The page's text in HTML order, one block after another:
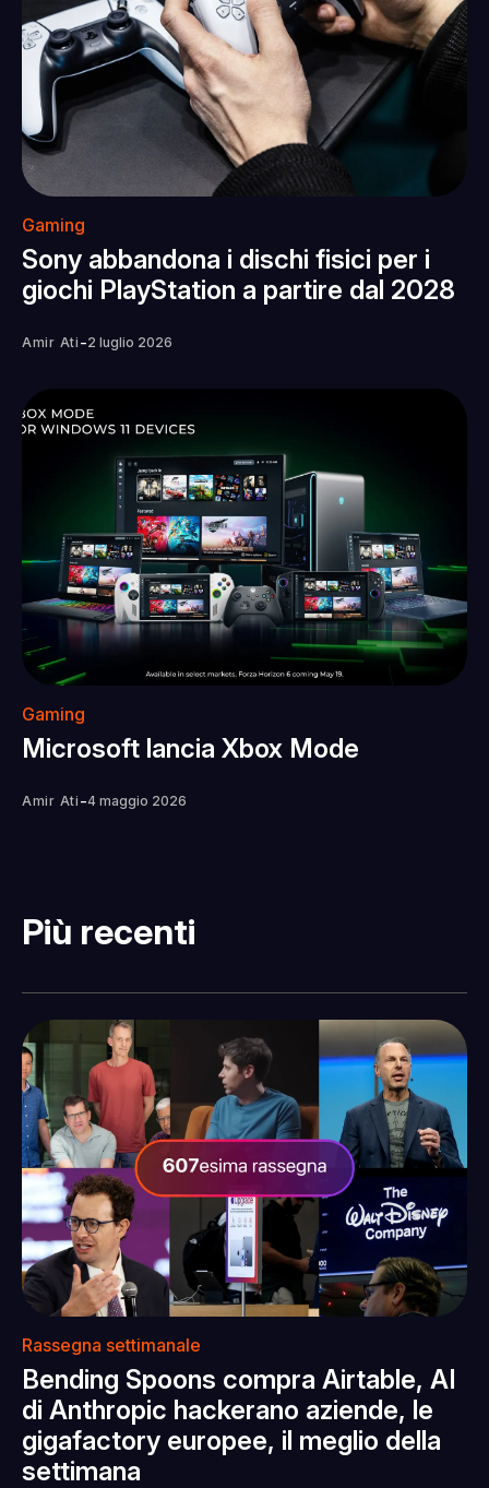
Gaming
Sony abbandona i dischi fisici per i
giochi PlayStation a partire dal 2028
Amir Ati -2 luglio 2026
Gaming
Microsoft lancia Xbox Mode
Amir Ati -4 maggio 2026
Più recenti
Rassegna settimanale
Bending Spoons compra Airtable, AI
di Anthropic hackerano aziende, le
gigafactory europee, il meglio della
settimana